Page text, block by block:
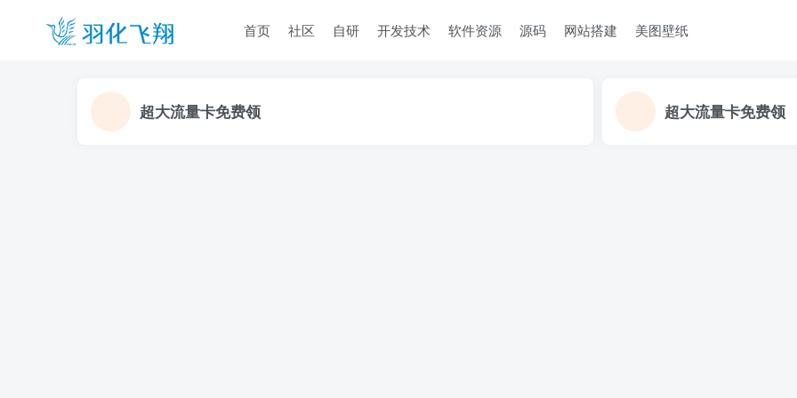
首页 社区 自研 开发技术 软件资源 源码 网站搭建 美图壁纸
超大流量卡免费领 超大流量卡免费领